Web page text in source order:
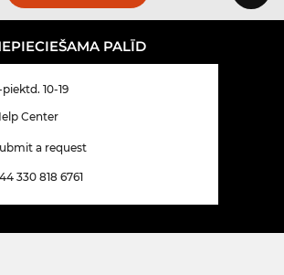
PALĪD
10-19
Center
a request
330 818 6761